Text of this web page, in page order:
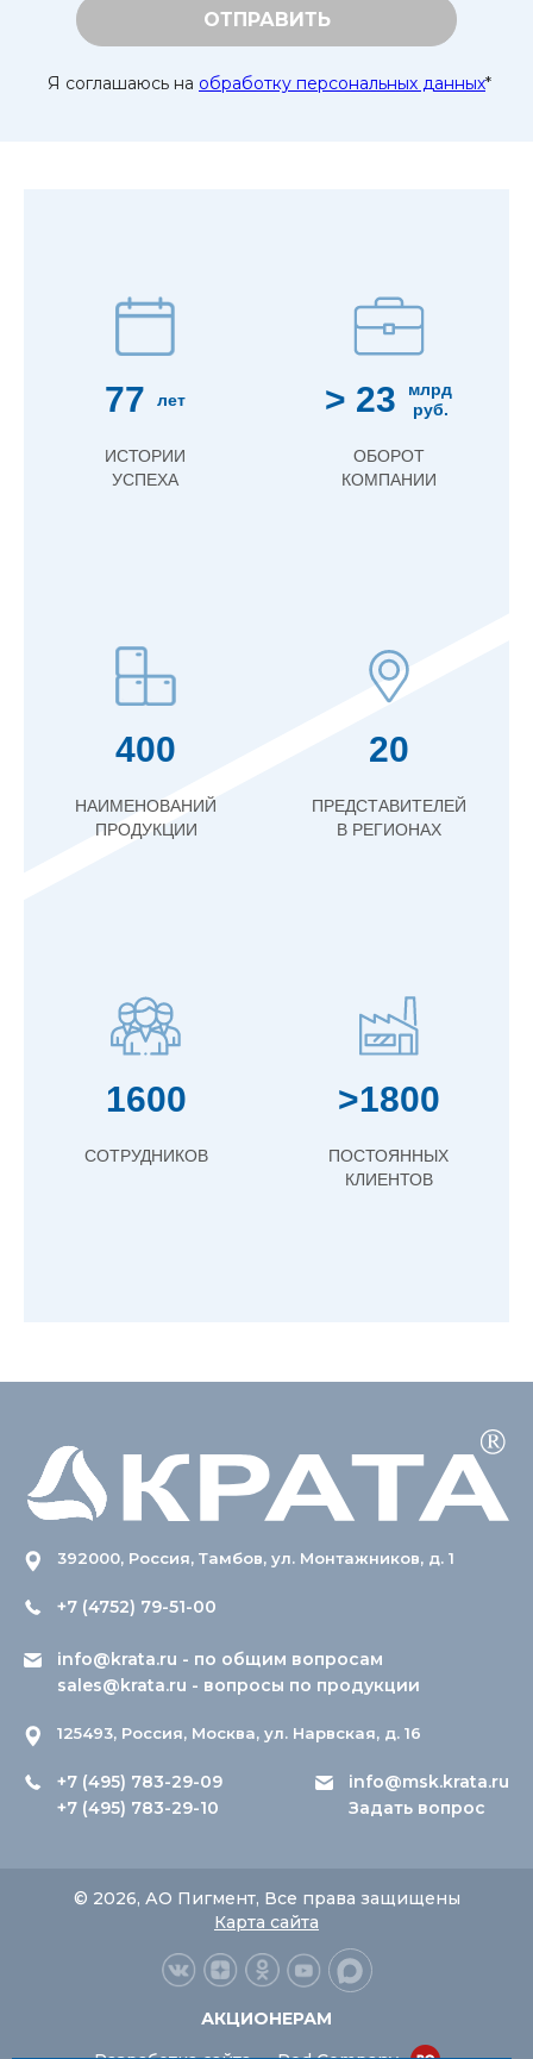
ОТПРАВИТЬ
Я соглашаюсь на обработку персональных данных*
77 лет
ИСТОРИИ
УСПЕХА
> 23
млрд
руб.
ОБОРОТ
КОМПАНИИ
400
НАИМЕНОВАНИЙ
ПРОДУКЦИИ
20
ПРЕДСТАВИТЕЛЕЙ
В РЕГИОНАХ
1600
СОТРУДНИКОВ
>1800
ПОСТОЯННЫХ
КЛИЕНТОВ
392000, Россия, Тамбов, ул. Монтажников, д. 1
+7 (4752) 79-51-00
info@krata.ru - по общим вопросам
sales@krata.ru - вопросы по продукции
125493, Россия, Москва, ул. Нарвская, д. 16
+7 (495) 783-29-09
+7 (495) 783-29-10
info@msk.krata.ru
Задать вопрос
© 2026, АО Пигмент, Все права защищены
Карта сайта
АКЦИОНЕРАМ